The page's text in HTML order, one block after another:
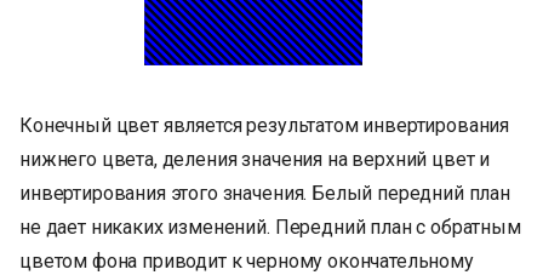
Конечный цвет является результатом инвертирования
нижнего цвета, деления значения на верхний цвет и
инвертирования этого значения. Белый передний план
не дает никаких изменений. Передний план с обратным
цветом фона приводит к черному окончательному